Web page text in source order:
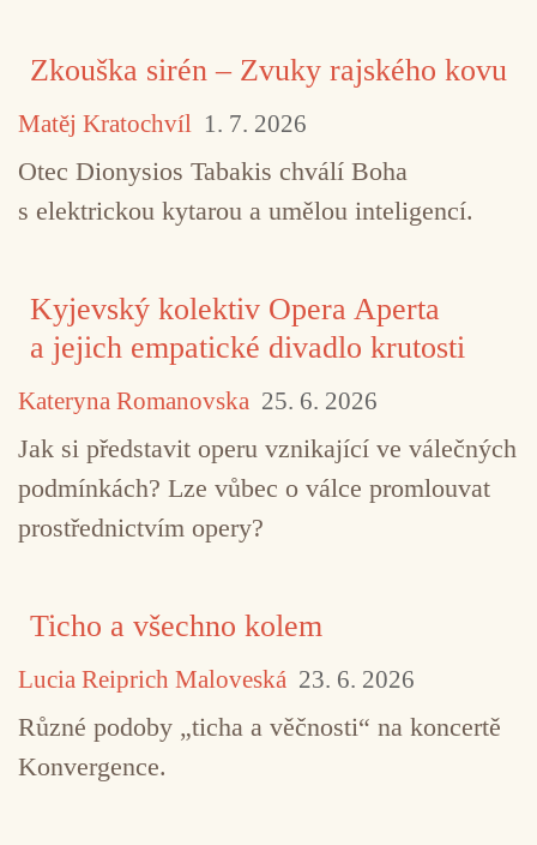
Zkouška sirén – Zvuky rajského kovu
Matěj Kratochvíl 1. 7. 2026
Otec Dionysios Tabakis chválí Boha
s elektrickou kytarou a umělou inteligencí.
Kyjevský kolektiv Opera Aperta
a jejich empatické divadlo krutosti
Kateryna Romanovska 25. 6. 2026
Jak si představit operu vznikající ve válečných
podmínkách? Lze vůbec o válce promlouvat
prostřednictvím opery?
Ticho a všechno kolem
Lucia Reiprich Maloveská 23. 6. 2026
Různé podoby „ticha a věčnosti“ na koncertě
Konvergence.